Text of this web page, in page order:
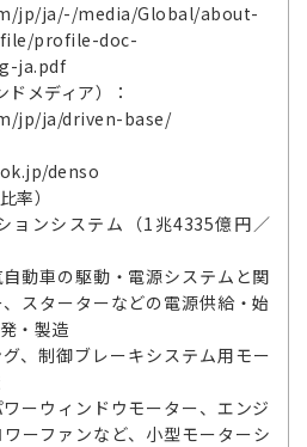
jp/ja/-/media/Global/about-
profile-doc-
ja.pdf
メディア）：
jp/ja/driven-base/
denso
率）
ョンシステム（1兆4335億円／
動車の駆動・電源システムと関
スターターなどの電源供給・始
・製造
、制御ブレーキシステム用モー
ーウィンドウモーター、エンジ
ーファンなど、小型モーターシ